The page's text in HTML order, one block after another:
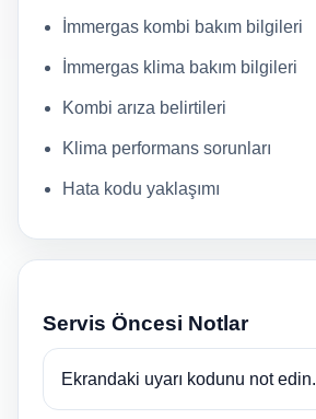
İmmergas kombi bakım bilgileri
İmmergas klima bakım bilgileri
Kombi arıza belirtileri
Klima performans sorunları
Hata kodu yaklaşımı
Servis Öncesi Notlar
Ekrandaki uyarı kodunu not edin.